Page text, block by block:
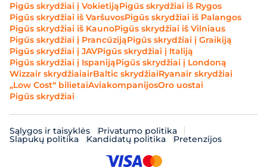
Pigūs skrydžiai į VokietijąPigūs skrydžiai iš Rygos
Pigūs skrydžiai iš VaršuvosPigūs skrydžiai iš Palangos
Pigūs skrydžiai iš KaunoPigūs skrydžiai iš Vilniaus
Pigūs skrydžiai į PrancūzijąPigūs skrydžiai į Graikiją
Pigūs skrydžiai į JAVPigūs skrydžiai į Italiją
Pigūs skrydžiai į IspanijąPigūs skrydžiai į Londoną
Wizzair skrydžiaiairBaltic skrydžiaiRyanair skrydžiai
„Low Cost“ bilietaiAviakompanijosOro uostai
Pigūs skrydžiai
Sąlygos ir taisyklės Privatumo politika
Slapukų politika Kandidatų politika Pretenzijos